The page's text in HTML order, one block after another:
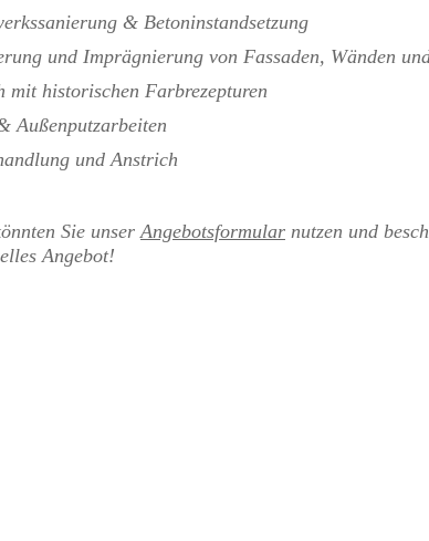
& Betoninstandsetzung
und Imprägnierung von Fassaden, Wänden
mit historischen Farbrezepturen
Außenputzarbeiten
und Anstrich
Sie unser Angebotsformular nutzen und
Angebot!